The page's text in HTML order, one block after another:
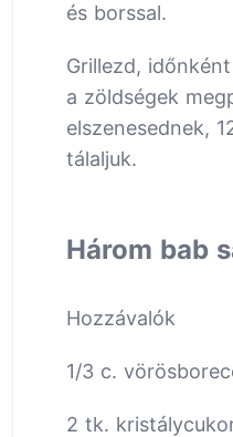
és borssal.
Grillezd,
a zöldségek
elszenesednek,
tálaljuk.
Három bab
Hozzávalók
1/3 c.
2 tk.